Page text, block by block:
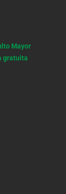
Mayor
gratuita